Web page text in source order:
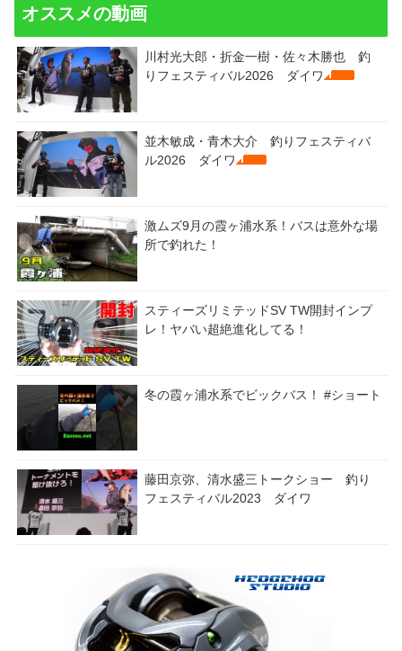
オススメの動画
川村光大郎・折金一樹・佐々木勝也 釣
りフェスティバル2026 ダイワ
並木敏成・青木大介 釣りフェスティバ
ル2026 ダイワ
激ムズ9月の霞ヶ浦水系！バスは意外な場
所で釣れた！
スティーズリミテッドSV TW開封インプ
レ！ヤバい超絶進化してる！
冬の霞ヶ浦水系でビックバス！ #ショート
藤田京弥、清水盛三トークショー 釣り
フェスティバル2023 ダイワ